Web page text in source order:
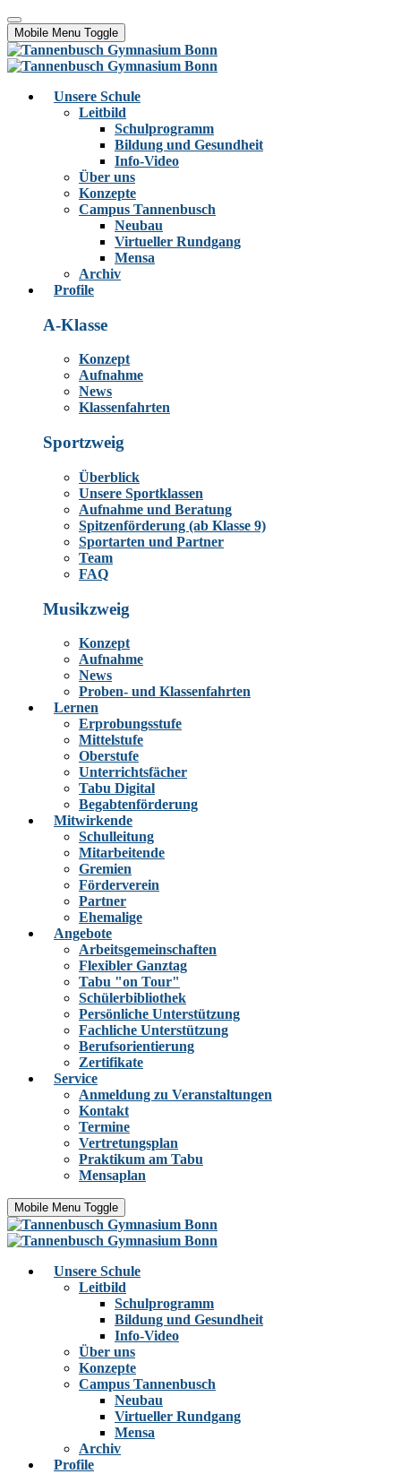
Mobile Menu Toggle
Unsere Schule
Leitbild
Schulprogramm
Bildung und Gesundheit
Info-Video
Über uns
Konzepte
Campus Tannenbusch
Neubau
Virtueller Rundgang
Mensa
Archiv
Profile
A-Klasse
Konzept
Aufnahme
News
Klassenfahrten
Sportzweig
Überblick
Unsere Sportklassen
Aufnahme und Beratung
Spitzenförderung (ab Klasse 9)
Sportarten und Partner
Team
FAQ
Musikzweig
Konzept
Aufnahme
News
Proben- und Klassenfahrten
Lernen
Erprobungsstufe
Mittelstufe
Oberstufe
Unterrichtsfächer
Tabu Digital
Begabtenförderung
Mitwirkende
Schulleitung
Mitarbeitende
Gremien
Förderverein
Partner
Ehemalige
Angebote
Arbeitsgemeinschaften
Flexibler Ganztag
Tabu "on Tour"
Schülerbibliothek
Persönliche Unterstützung
Fachliche Unterstützung
Berufsorientierung
Zertifikate
Service
Anmeldung zu Veranstaltungen
Kontakt
Termine
Vertretungsplan
Praktikum am Tabu
Mensaplan
Mobile Menu Toggle
Unsere Schule
Leitbild
Schulprogramm
Bildung und Gesundheit
Info-Video
Über uns
Konzepte
Campus Tannenbusch
Neubau
Virtueller Rundgang
Mensa
Archiv
Profile